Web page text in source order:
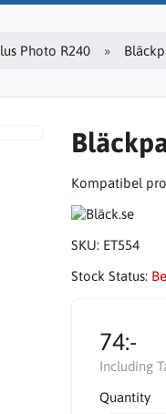
Photo R240
Kompatibel
SKU: ET554
Stock Status:
74:-
Including
Quantity